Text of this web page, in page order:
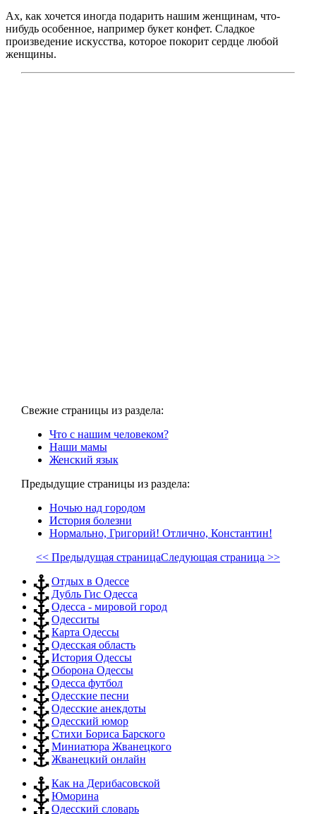
Ах, как хочется иногда подарить нашим женщинам, что-
нибудь особенное, например букет конфет. Сладкое
произведение искусства, которое покорит сердце любой
женщины.
Свежие страницы из раздела:
Что с нашим человеком?
Наши мамы
Женский язык
Предыдущие страницы из раздела:
Ночью над городом
История болезни
Нормально, Григорий! Отлично, Константин!
<< Предыдущая страницаСледующая страница >>
Отдых в Одессе
Дубль Гис Одесса
Одесса - мировой город
Одесситы
Карта Одессы
Одесская область
История Одессы
Оборона Одессы
Одесса футбол
Одесские песни
Одесские анекдоты
Одесский юмор
Стихи Бориса Барского
Миниатюра Жванецкого
Жванецкий онлайн
Как на Дерибасовской
Юморина
Одесский словарь